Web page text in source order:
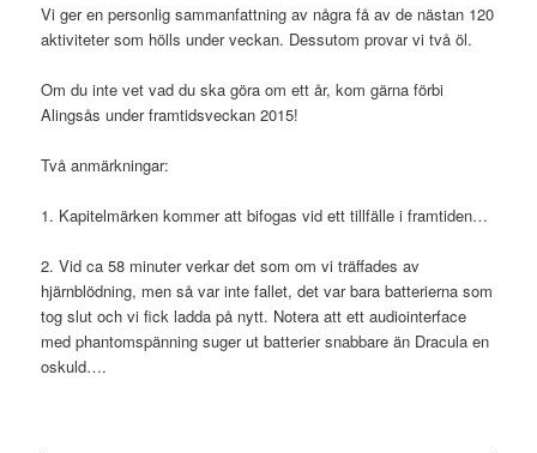
Vi ger en personlig sammanfattning av några få av de nästan 120
aktiviteter som hölls under veckan. Dessutom provar vi två öl.
Om du inte vet vad du ska göra om ett år, kom gärna förbi
Alingsås under framtidsveckan 2015!
Två anmärkningar:
1. Kapitelmärken kommer att bifogas vid ett tillfälle i framtiden…
2. Vid ca 58 minuter verkar det som om vi träffades av
hjärnblödning, men så var inte fallet, det var bara batterierna som
tog slut och vi fick ladda på nytt. Notera att ett audiointerface
med phantomspänning suger ut batterier snabbare än Dracula en
oskuld….